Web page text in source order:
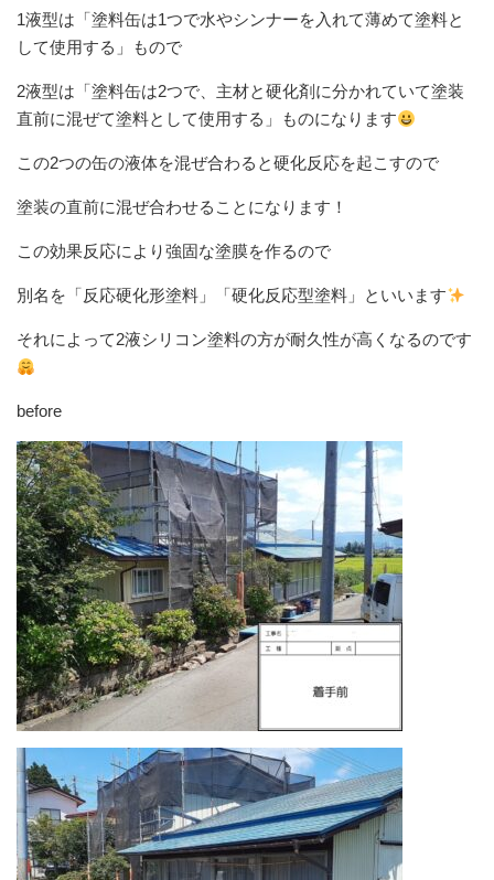
1液型は「塗料缶は1つで水やシンナーを入れて薄めて塗料と
して使用する」もので
2液型は「塗料缶は2つで、主材と硬化剤に分かれていて塗装
直前に混ぜて塗料として使用する」ものになります
この2つの缶の液体を混ぜ合わると硬化反応を起こすので
塗装の直前に混ぜ合わせることになります！
この効果反応により強固な塗膜を作るので
別名を「反応硬化形塗料」「硬化反応型塗料」といいます
それによって2液シリコン塗料の方が耐久性が高くなるのです
before